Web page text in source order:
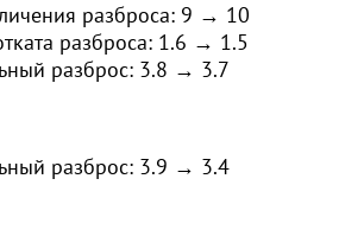
разброса: 9 → 10
разброса: 1.6 → 1.5
разброс: 3.8 → 3.7
разброс: 3.9 → 3.4